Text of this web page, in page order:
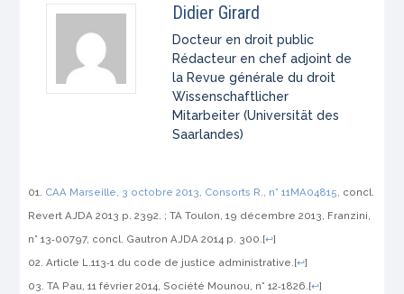
Didier Girard
Docteur en droit public
Rédacteur en chef adjoint de
la Revue générale du droit
Wissenschaftlicher
Mitarbeiter (Universität des
Saarlandes)
CAA Marseille, 3 octobre 2013, Consorts R., n° 11MA04815, concl.
RevertAJDA 2013 p. 2392. ; TA Toulon, 19 décembre 2013, Franzini,
n° 13‑00797, concl. GautronAJDA 2014 p. 300.[↩]
Article L.113‑1 du code de justice administrative.[↩]
TA Pau, 11 février 2014, Société Mounou, n° 12‑1826.[↩]